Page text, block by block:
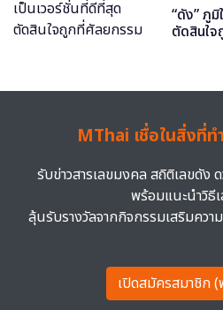
“ดัง” ภู
ตัดสินใ
MThai เชื่อในสิ่งที่ท
รับข่าวสารเลขมงคล สถิติเลขดัง
พร้อมแนะนำวิธี
ลุ้นรับรางวัลจากกิจกรรมเสริมคว
เปิดสมัครสมาชิก (